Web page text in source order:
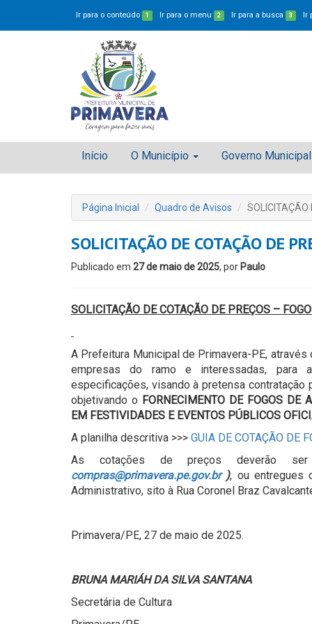
Ir para o conteúdo 1 Ir para o menu 2 Ir para a busca 3 Ir
Início O Município Governo Municipal
Página Inicial Quadro de Avisos SOLICITAÇÃO
SOLICITAÇÃO DE COTAÇÃO DE
Publicado em 27 de maio de 2025, por Paulo
SOLICITAÇÃO DE COTAÇÃO DE PREÇOS –
A Prefeitura Municipal de Primavera-PE,
empresas do ramo e interessadas, para
especificações, visando à pretensa contratação
objetivando o FORNECIMENTO DE FOGOS DE
EM FESTIVIDADES E EVENTOS PÚBLICOS
A planilha descritiva >>> GUIA DE COTAÇÃO DE
As cotações de preços deverão
compras@primavera.pe.gov.br), ou entregues
Administrativo, sito à Rua Coronel Braz
Primavera/PE, 27 de maio de 2025.
BRUNA MARIÁH DA SILVA SANTANA
Secretária de Cultura